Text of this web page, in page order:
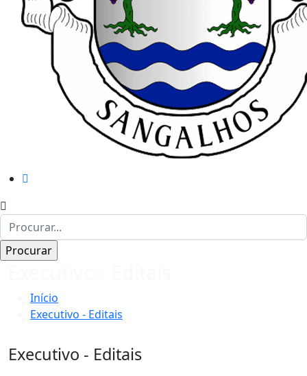
Início
Executivo - Editais
Executivo - Editais